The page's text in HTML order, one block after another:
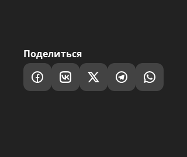
Поделиться